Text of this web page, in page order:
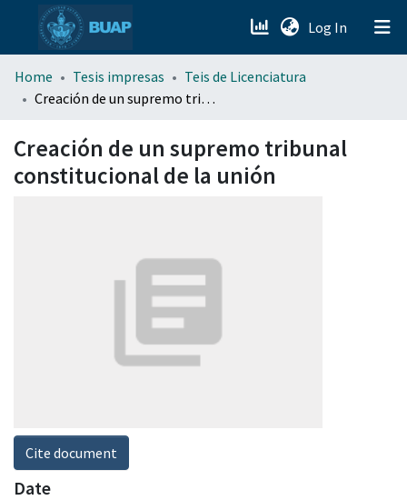
Log In (current)
menu.section.about_menu
Home Tesis impresas
Teis de Licenciatura
Creación de un supremo tribunal constitucional de la unión
Creación de un supremo tribunal
constitucional de la unión
Cite document
Date